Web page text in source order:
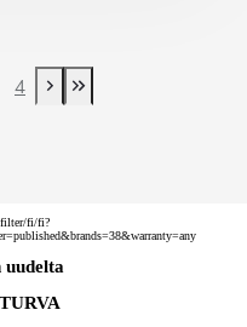
4
Next page
Last Page
filter/fi/fi?
uudelta